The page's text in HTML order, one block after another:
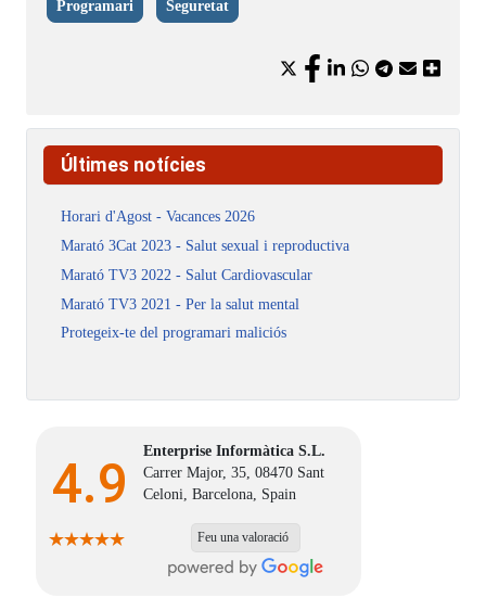
Programari Seguretat
Últimes notícies
Horari d'Agost - Vacances 2026
Marató 3Cat 2023 - Salut sexual i reproductiva
Marató TV3 2022 - Salut Cardiovascular
Marató TV3 2021 - Per la salut mental
Protegeix-te del programari maliciós
4.9
Enterprise Informàtica S.L.
Carrer Major, 35, 08470 Sant
Celoni, Barcelona, Spain
Feu una valoració